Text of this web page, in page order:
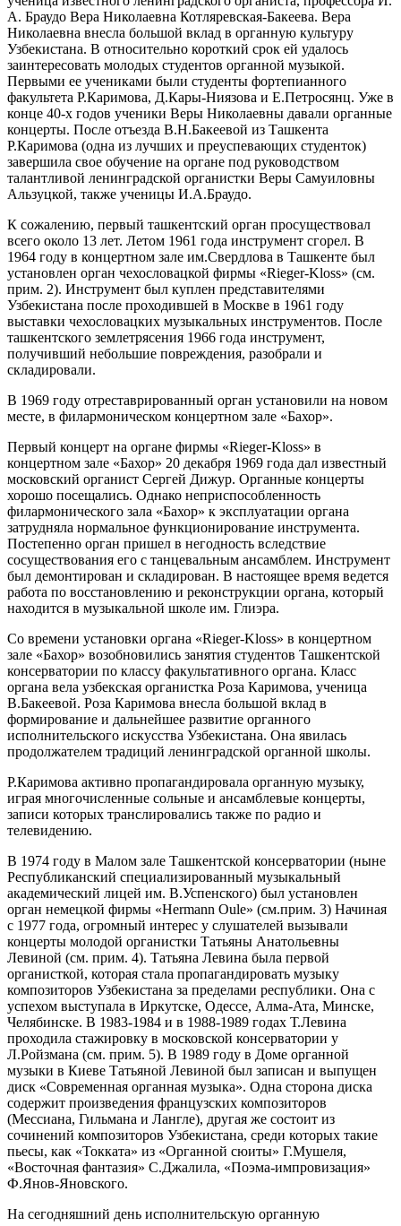
А. Браудо Вера Николаевна Котляревская-Бакеева. Вера
Николаевна внесла большой вклад в органную культуру
Узбекистана. В относительно короткий срок ей удалось
заинтересовать молодых студентов органной музыкой.
Первыми ее учениками были студенты фортепианного
факультета Р.Каримова, Д.Кары-Ниязова и Е.Петросянц. Уже в
конце 40-х годов ученики Веры Николаевны давали органные
концерты. После отъезда В.Н.Бакеевой из Ташкента
Р.Каримова (одна из лучших и преуспевающих студенток)
завершила свое обучение на органе под руководством
талантливой ленинградской органистки Веры Самуиловны
Альзуцкой, также ученицы И.А.Браудо.
К сожалению, первый ташкентский орган просуществовал
всего около 13 лет. Летом 1961 года инструмент сгорел. В
1964 году в концертном зале им.Свердлова в Ташкенте был
установлен орган чехословацкой фирмы «Rieger-Kloss» (см.
прим. 2). Инструмент был куплен представителями
Узбекистана после проходившей в Москве в 1961 году
выставки чехословацких музыкальных инструментов. После
ташкентского землетрясения 1966 года инструмент,
получивший небольшие повреждения, разобрали и
складировали.
В 1969 году отреставрированный орган установили на новом
месте, в филармоническом концертном зале «Бахор».
Первый концерт на органе фирмы «Rieger-Kloss» в
концертном зале «Бахор» 20 декабря 1969 года дал известный
московский органист Сергей Дижур. Органные концерты
хорошо посещались. Однако неприспособленность
филармонического зала «Бахор» к эксплуатации органа
затрудняла нормальное функционирование инструмента.
Постепенно орган пришел в негодность вследствие
сосуществования его с танцевальным ансамблем. Инструмент
был демонтирован и складирован. В настоящее время ведется
работа по восстановлению и реконструкции органа, который
находится в музыкальной школе им. Глиэра.
Со времени установки органа «Rieger-Kloss» в концертном
зале «Бахор» возобновились занятия студентов Ташкентской
консерватории по классу факультативного органа. Класс
органа вела узбекская органистка Роза Каримова, ученица
В.Бакеевой. Роза Каримова внесла большой вклад в
формирование и дальнейшее развитие органного
исполнительского искусства Узбекистана. Она явилась
продолжателем традиций ленинградской органной школы.
Р.Каримова активно пропагандировала органную музыку,
играя многочисленные сольные и ансамблевые концерты,
записи которых транслировались также по радио и
телевидению.
В 1974 году в Малом зале Ташкентской консерватории (ныне
Республиканский специализированный музыкальный
академический лицей им. В.Успенского) был установлен
орган немецкой фирмы «Hermann Oule» (см.прим. 3) Начиная
с 1977 года, огромный интерес у слушателей вызывали
концерты молодой органистки Татьяны Анатольевны
Левиной (см. прим. 4). Татьяна Левина была первой
органисткой, которая стала пропагандировать музыку
композиторов Узбекистана за пределами республики. Она с
успехом выступала в Иркутске, Одессе, Алма-Ата, Минске,
Челябинске. В 1983-1984 и в 1988-1989 годах Т.Левина
проходила стажировку в московской консерватории у
Л.Ройзмана (см. прим. 5). В 1989 году в Доме органной
музыки в Киеве Татьяной Левиной был записан и выпущен
диск «Современная органная музыка». Одна сторона диска
содержит произведения французских композиторов
(Мессиана, Гильмана и Лангле), другая же состоит из
сочинений композиторов Узбекистана, среди которых такие
пьесы, как «Токката» из «Органной сюиты» Г.Мушеля,
«Восточная фантазия» С.Джалила, «Поэма-импровизация»
Ф.Янов-Яновского.
На сегодняшний день исполнительскую органную